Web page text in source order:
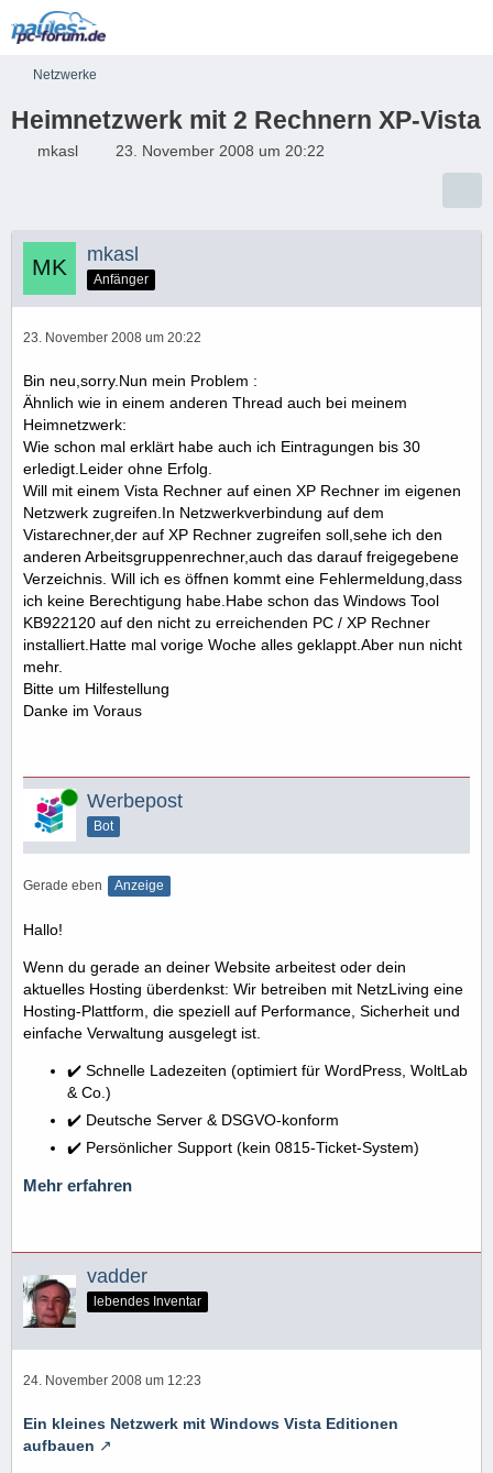
Netzwerke
Heimnetzwerk mit 2 Rechnern XP-Vista
mkasl 23. November 2008 um 20:22
mkasl
Anfänger
23. November 2008 um 20:22
Bin neu,sorry.Nun mein Problem :
Ähnlich wie in einem anderen Thread auch bei meinem
Heimnetzwerk:
Wie schon mal erklärt habe auch ich Eintragungen bis 30
erledigt.Leider ohne Erfolg.
Will mit einem Vista Rechner auf einen XP Rechner im eigenen
Netzwerk zugreifen.In Netzwerkverbindung auf dem
Vistarechner,der auf XP Rechner zugreifen soll,sehe ich den
anderen Arbeitsgruppenrechner,auch das darauf freigegebene
Verzeichnis. Will ich es öffnen kommt eine Fehlermeldung,dass
ich keine Berechtigung habe.Habe schon das Windows Tool
KB922120 auf den nicht zu erreichenden PC / XP Rechner
installiert.Hatte mal vorige Woche alles geklappt.Aber nun nicht
mehr.
Bitte um Hilfestellung
Danke im Voraus
Online Werbepost
Bot
Gerade eben Anzeige
Hallo!
Wenn du gerade an deiner Website arbeitest oder dein
aktuelles Hosting überdenkst: Wir betreiben mit NetzLiving eine
Hosting-Plattform, die speziell auf Performance, Sicherheit und
einfache Verwaltung ausgelegt ist.
✔️ Schnelle Ladezeiten (optimiert für WordPress, WoltLab
& Co.)
✔️ Deutsche Server & DSGVO-konform
✔️ Persönlicher Support (kein 0815-Ticket-System)
Mehr erfahren
vadder
lebendes Inventar
24. November 2008 um 12:23
Ein kleines Netzwerk mit Windows Vista Editionen
aufbauen